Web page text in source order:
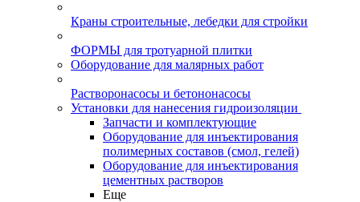
Краны строительные, лебедки для стройки
ФОРМЫ для тротуарной плитки
Оборудование для малярных работ
Растворонасосы и бетононасосы
Установки для нанесения гидроизоляции
Запчасти и комплектующие
Оборудование для инъектирования
полимерных составов (смол, гелей)
Оборудование для инъектирования
цементных растворов
Еще